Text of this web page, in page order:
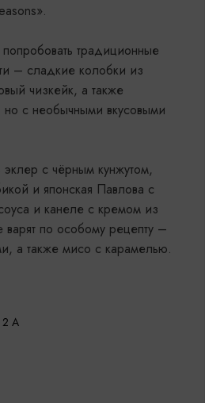
традиционные
– сладкие колобки из
чизкейк, а также
с необычными вкусовыми
с чёрным кунжутом,
и японская Павлова с
и канеле с кремом из
по особому рецепту –
а также мисо с карамелью.
2 А